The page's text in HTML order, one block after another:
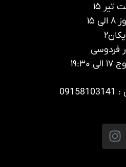
۱۵
۱۵
یکان۲
فردوسی